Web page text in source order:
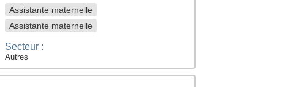
Assistante maternelle
Assistante maternelle
Secteur :
Autres